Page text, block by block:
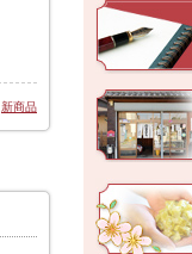
新商品